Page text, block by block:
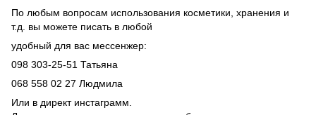
По любым вопросам использования косметики, хранения и
т.д. вы можете писать в любой
удобный для вас мессенжер:
098 303-25-51 Татьяна
068 558 02 27 Людмила
Или в директ инстаграмм.